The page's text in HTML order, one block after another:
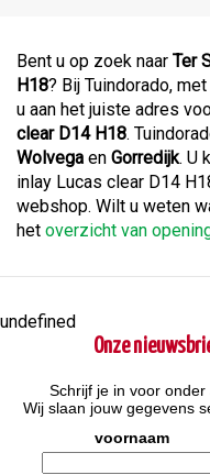
Bent u op zoek naar Ter
H18? Bij Tuindorado,
u aan het juiste adres
clear D14 H18.
Wolvega en Gorredijk. U
inlay Lucas clear D14
webshop. Wilt u weten
het overzicht van
undefined
Onze
Schrijf je in voor
Wij slaan jouw gegevens
voornaam